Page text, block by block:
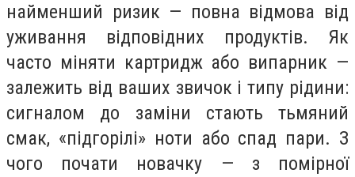
найменший ризик — повна відмова від
уживання відповідних продуктів. Як
часто міняти картридж або випарник —
залежить від ваших звичок і типу рідини:
сигналом до заміни стають тьмяний
смак, «підгорілі» ноти або спад пари. З
чого почати новачку — з помірної